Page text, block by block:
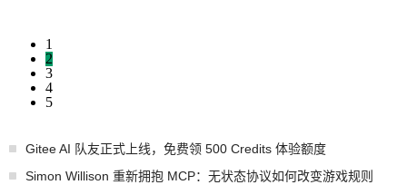
1
2
3
4
5
Gitee AI 队友正式上线，免费领 500 Credits 体验额度
Simon Willison 重新拥抱 MCP：无状态协议如何改变游戏规则